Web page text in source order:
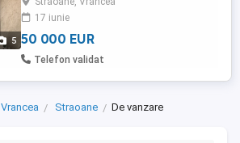
5
două dormitoare, camera tehnica + boiler
Preț 40.000 euro. Usor negociabil. (Casa
nu este ...
17 iunie
50 000 EUR
Telefon validat
Vrancea Straoane De vanzare